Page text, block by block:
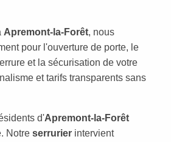
Apremont-la-Forêt, nous
pour l'ouverture de porte, le
et la sécurisation de votre
et tarifs transparents sans
d'Apremont-la-Forêt
Notre serrurier intervient